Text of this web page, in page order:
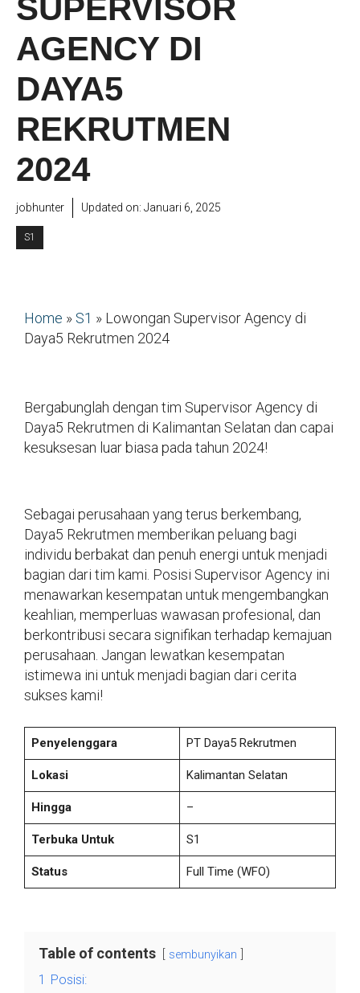
SUPERVISOR
AGENCY DI
DAYA5
REKRUTMEN
2024
jobhunter Updated on: Januari 6, 2025
S1
Home » S1 » Lowongan Supervisor Agency di
Daya5 Rekrutmen 2024
Bergabunglah dengan tim Supervisor Agency di
Daya5 Rekrutmen di Kalimantan Selatan dan capai
kesuksesan luar biasa pada tahun 2024!
Sebagai perusahaan yang terus berkembang,
Daya5 Rekrutmen memberikan peluang bagi
individu berbakat dan penuh energi untuk menjadi
bagian dari tim kami. Posisi Supervisor Agency ini
menawarkan kesempatan untuk mengembangkan
keahlian, memperluas wawasan profesional, dan
berkontribusi secara signifikan terhadap kemajuan
perusahaan. Jangan lewatkan kesempatan
istimewa ini untuk menjadi bagian dari cerita
sukses kami!
Penyelenggara PT Daya5 Rekrutmen
Lokasi Kalimantan Selatan
Hingga –
Terbuka Untuk S1
Status Full Time (WFO)
Table of contents sembunyikan
1
Posisi: